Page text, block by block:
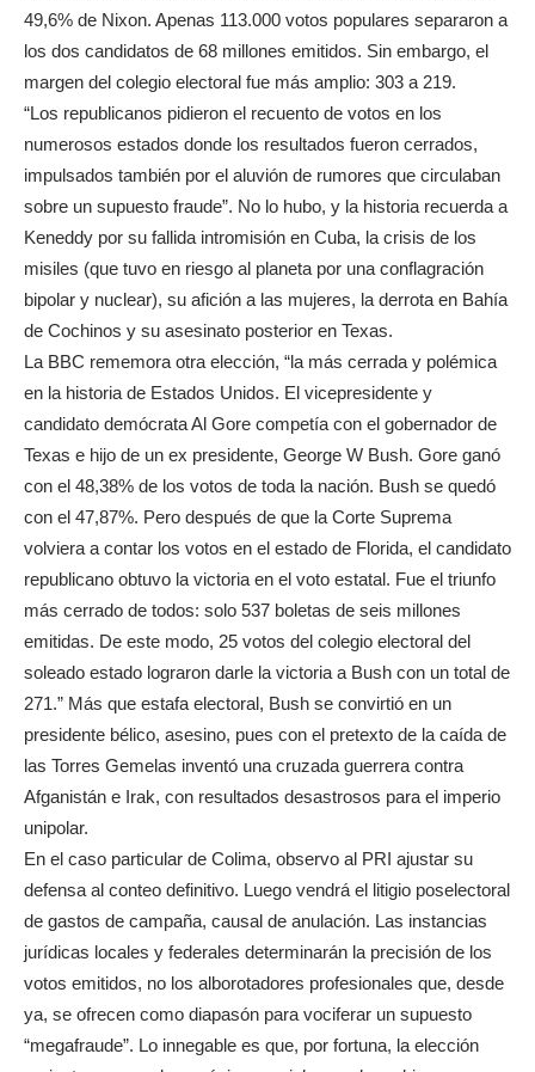
49,6% de Nixon. Apenas 113.000 votos populares separaron a
los dos candidatos de 68 millones emitidos. Sin embargo, el
margen del colegio electoral fue más amplio: 303 a 219.
“Los republicanos pidieron el recuento de votos en los
numerosos estados donde los resultados fueron cerrados,
impulsados también por el aluvión de rumores que circulaban
sobre un supuesto fraude”. No lo hubo, y la historia recuerda a
Keneddy por su fallida intromisión en Cuba, la crisis de los
misiles (que tuvo en riesgo al planeta por una conflagración
bipolar y nuclear), su afición a las mujeres, la derrota en Bahía
de Cochinos y su asesinato posterior en Texas.
La BBC rememora otra elección, “la más cerrada y polémica
en la historia de Estados Unidos. El vicepresidente y
candidato demócrata Al Gore competía con el gobernador de
Texas e hijo de un ex presidente, George W Bush. Gore ganó
con el 48,38% de los votos de toda la nación. Bush se quedó
con el 47,87%. Pero después de que la Corte Suprema
volviera a contar los votos en el estado de Florida, el candidato
republicano obtuvo la victoria en el voto estatal. Fue el triunfo
más cerrado de todos: solo 537 boletas de seis millones
emitidas. De este modo, 25 votos del colegio electoral del
soleado estado lograron darle la victoria a Bush con un total de
271.” Más que estafa electoral, Bush se convirtió en un
presidente bélico, asesino, pues con el pretexto de la caída de
las Torres Gemelas inventó una cruzada guerrera contra
Afganistán e Irak, con resultados desastrosos para el imperio
unipolar.
En el caso particular de Colima, observo al PRI ajustar su
defensa al conteo definitivo. Luego vendrá el litigio poselectoral
de gastos de campaña, causal de anulación. Las instancias
jurídicas locales y federales determinarán la precisión de los
votos emitidos, no los alborotadores profesionales que, desde
ya, se ofrecen como diapasón para vociferar un supuesto
“megafraude”. Lo innegable es que, por fortuna, la elección